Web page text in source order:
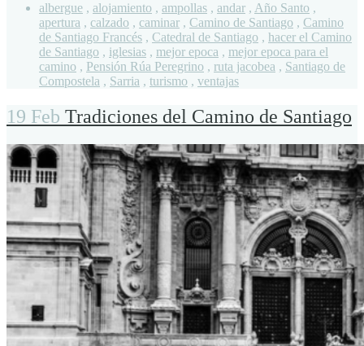
albergue , alojamiento , ampollas , andar , Año Santo ,
apertura , calzado , caminar , Camino de Santiago , Camino
de Santiago Francés , Catedral de Santiago , hacer el Camino
de Santiago , iglesias , mejor epoca , mejor epoca para el
camino , Pensión Rúa Peregrino , ruta jacobea , Santiago de
Compostela , Sarria , turismo , ventajas
19 Feb Tradiciones del Camino de Santiago